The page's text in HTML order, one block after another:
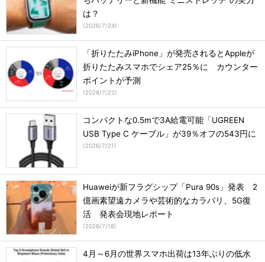
は？
(2026/7/24)
「折りたたみiPhone」が発売されるとAppleが
折りたたみスマホでシェア25％に カウンター
ポイントが予測
(2026/7/22)
コンパクトな0.5mで3A給電可能「UGREEN
USB Type C ケーブル」が39％オフの543円に
(2026/7/21)
Huaweiが新フラグシップ「Pura 90s」発表 2
億画素望遠カメラや芸術的なカラバリ、5G復
活 発表会現地レポート
(2026/7/18)
4月～6月の世界スマホ出荷は13年ぶりの低水